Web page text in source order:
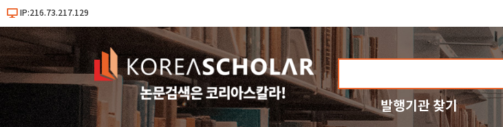
IP:216.73.217.129
발행기관 찾기